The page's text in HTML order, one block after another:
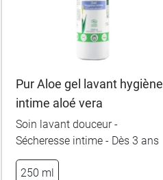
Pur Aloe gel lavant hygiène
intime aloé vera
Soin lavant douceur -
Sécheresse intime - Dès 3 ans
250 ml